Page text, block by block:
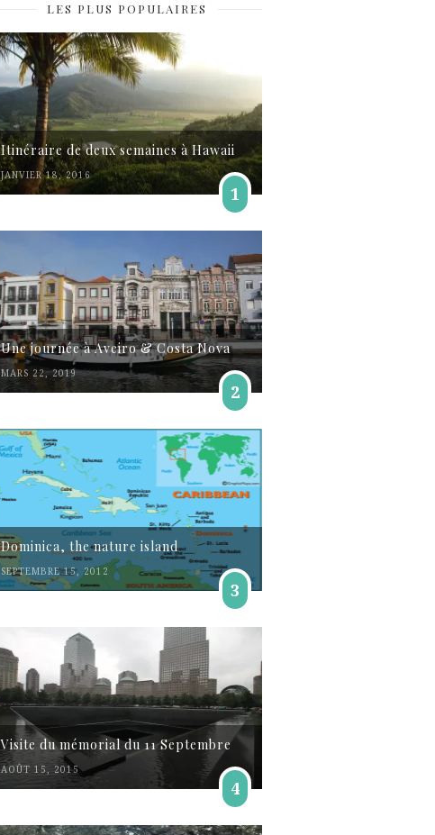
LES PLUS POPULAIRES
Itinéraire de deux semaines à Hawaii
JANVIER 18, 2016
1
Une journée à Aveiro & Costa Nova
MARS 22, 2019
2
Dominica, the nature island
SEPTEMBRE 15, 2012
3
Visite du mémorial du 11 Septembre
AOÛT 15, 2015
4